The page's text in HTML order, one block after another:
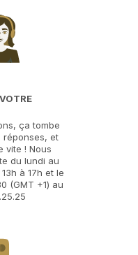
ça tombe
réponses, et
vite ! Nous
du lundi au
à 17h et le
(GMT +1) au